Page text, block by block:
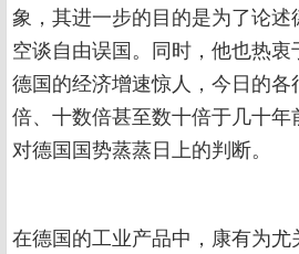
象，其进一步的目的是为了论
空谈自由误国。同时，他也热
德国的经济增速惊人，今日的
倍、十数倍甚至数十倍于几十
对德国国势蒸蒸日上的判断。
在德国的工业产品中，康有为